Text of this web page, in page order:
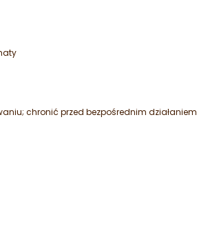
chronić przed bezpośrednim działaniem